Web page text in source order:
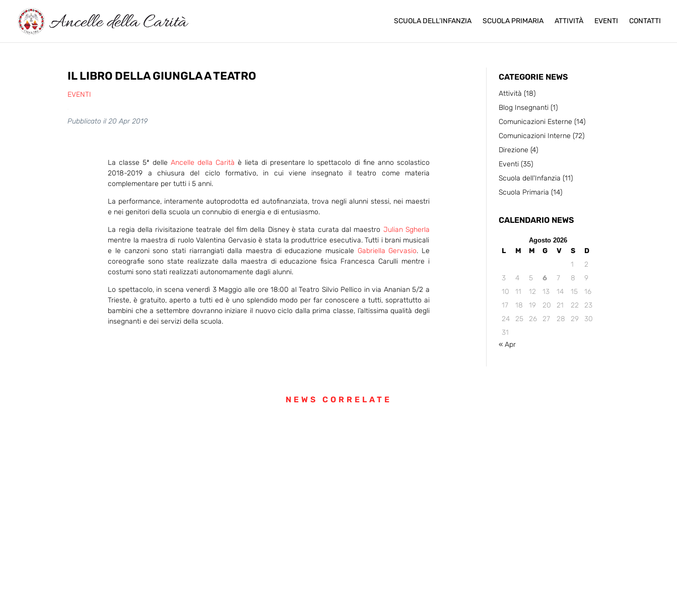
SCUOLA DELL’INFANZIA SCUOLA PRIMARIA ATTIVITÀ EVENTI CONTATTI
IL LIBRO DELLA GIUNGLA A TEATRO
EVENTI
Pubblicato il 20 Apr 2019
La classe 5ª delle Ancelle della Carità è lieta di presentare lo spettacolo di fine anno scolastico
2018-2019 a chiusura del ciclo formativo, in cui viene insegnato il teatro come materia
complementare per tutti i 5 anni.
La performance, interamente autoprodotta ed autofinanziata, trova negli alunni stessi, nei maestri
e nei genitori della scuola un connubio di energia e di entusiasmo.
La regia della rivisitazione teatrale del film della Disney è stata curata dal maestro Julian Sgherla
mentre la maestra di ruolo Valentina Gervasio è stata la produttrice esecutiva. Tutti i brani musicali
e le canzoni sono stati riarrangiati dalla maestra di educazione musicale Gabriella Gervasio. Le
coreografie sono state realizzate dalla maestra di educazione fisica Francesca Carulli mentre i
costumi sono stati realizzati autonomamente dagli alunni.
Lo spettacolo, in scena venerdì 3 Maggio alle ore 18:00 al Teatro Silvio Pellico in via Ananian 5/2 a
Trieste, è gratuito, aperto a tutti ed è uno splendido modo per far conoscere a tutti, soprattutto ai
bambini che a settembre dovranno iniziare il nuovo ciclo dalla prima classe, l’altissima qualità degli
insegnanti e dei servizi della scuola.
CATEGORIE NEWS
Attività (18)
Blog Insegnanti (1)
Comunicazioni Esterne (14)
Comunicazioni Interne (72)
Direzione (4)
Eventi (35)
Scuola dell'Infanzia (11)
Scuola Primaria (14)
CALENDARIO NEWS
Agosto 2026
L M M G V S
D
1
2
3
4 5 6 7 8
9
10
11 12 13 14 15
16
17
18 19 20 21 22
23
24
25 26 27 28 29
30
31
« Apr
NEWS CORRELATE